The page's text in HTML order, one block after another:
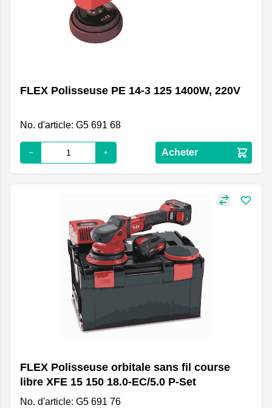
FLEX Polisseuse PE 14-3 125 1400W, 220V
No. d'article: G5 691 68
Acheter
FLEX Polisseuse orbitale sans fil course
libre XFE 15 150 18.0-EC/5.0 P-Set
No. d'article: G5 691 76